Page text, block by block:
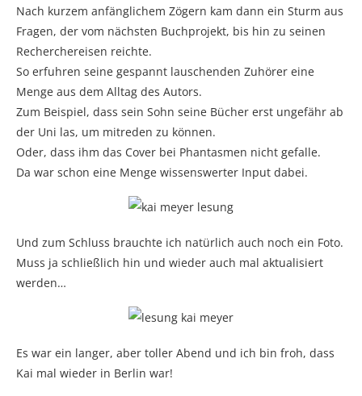
Nach kurzem anfänglichem Zögern kam dann ein Sturm aus
Fragen, der vom nächsten Buchprojekt, bis hin zu seinen
Recherchereisen reichte.
So erfuhren seine gespannt lauschenden Zuhörer eine
Menge aus dem Alltag des Autors.
Zum Beispiel, dass sein Sohn seine Bücher erst ungefähr ab
der Uni las, um mitreden zu können.
Oder, dass ihm das Cover bei Phantasmen nicht gefalle.
Da war schon eine Menge wissenswerter Input dabei.
Und zum Schluss brauchte ich natürlich auch noch ein Foto.
Muss ja schließlich hin und wieder auch mal aktualisiert
werden…
Es war ein langer, aber toller Abend und ich bin froh, dass
Kai mal wieder in Berlin war!